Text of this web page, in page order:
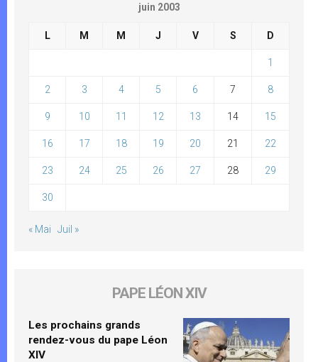
juin 2003
L M M J V S D
1
2 3 4 5 6 7 8
9 10 11 12 13 14 15
16 17 18 19 20 21 22
23 24 25 26 27 28 29
30
« Mai Juil »
PAPE LÉON XIV
Les prochains grands
rendez-vous du pape Léon
XIV